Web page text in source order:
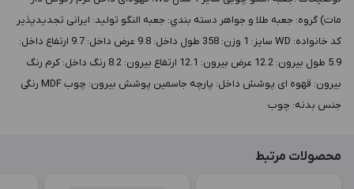
مات) گروه: جعبه طلا و جواهر دسته بندي: جعبه النگو توليد: ایرانی تجدیدپذیر
کد خانواده: WD سايز: 1 وزن: 358 طول داخل: 9.8 عرض داخل: 9.7 ارتفاع داخل:
5.9 طول بيرون: 12.2 عرض بيرون: 12.1 ارتفاع بيرون: 8.2 رنگ داخل: کرم رنگ
بيرون: قهوه ای پوشش داخل: پارچه جاسمین پوشش بيرون: چوب MDF رنگی
جنس بدنه: چوب
محصولات مرتبط